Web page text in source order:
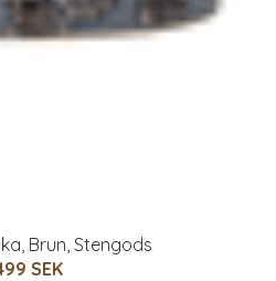
Brun, Stengods
SEK